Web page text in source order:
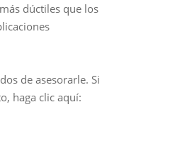
dúctiles que los
de asesorarle. Si
haga clic aquí: